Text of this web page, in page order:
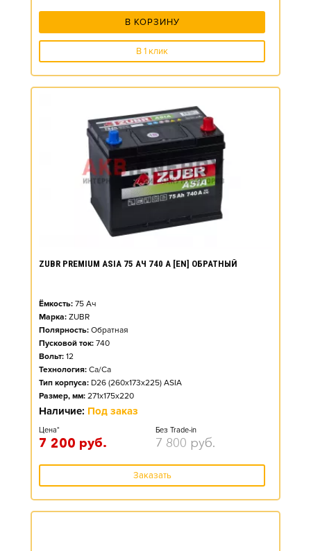
В КОРЗИНУ
В 1 клик
ZUBR PREMIUM ASIA 75 АЧ 740 А [EN] ОБРАТНЫЙ
Ёмкость: 75 Ач
Марка: ZUBR
Полярность: Обратная
Пусковой ток: 740
Вольт: 12
Технология: Ca/Ca
Тип корпуса: D26 (260x173x225) ASIA
Размер, мм: 271x175x220
Наличие: Под заказ
Цена*
7 200 руб.
Без Trade-in
7 800 руб.
Заказать